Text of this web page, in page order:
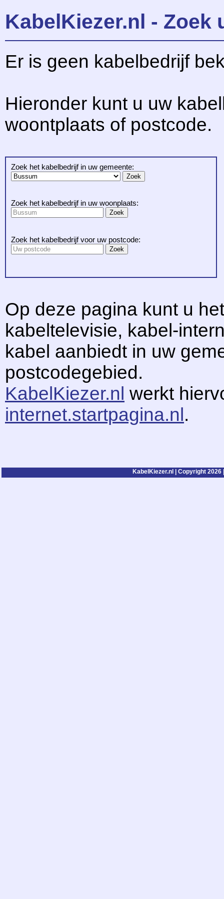
KabelKiezer.nl - Zoek
Er is geen kabelbedrijf
Hieronder kunt u uw
woontplaats of postcode.
Zoek het kabelbedrijf in uw gemeente:
Zoek het kabelbedrijf in uw woonplaats:
Zoek het kabelbedrijf voor uw postcode:
Op deze pagina kunt u
kabeltelevisie, kabel-
kabel aanbiedt in uw
postcodegebied.
KabelKiezer.nl werkt
internet.startpagina.nl.
KabelKiezer.nl | Copyright 2026